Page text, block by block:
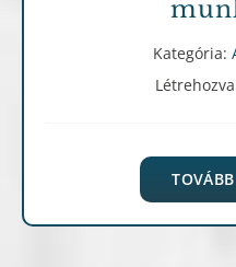
Kategória: